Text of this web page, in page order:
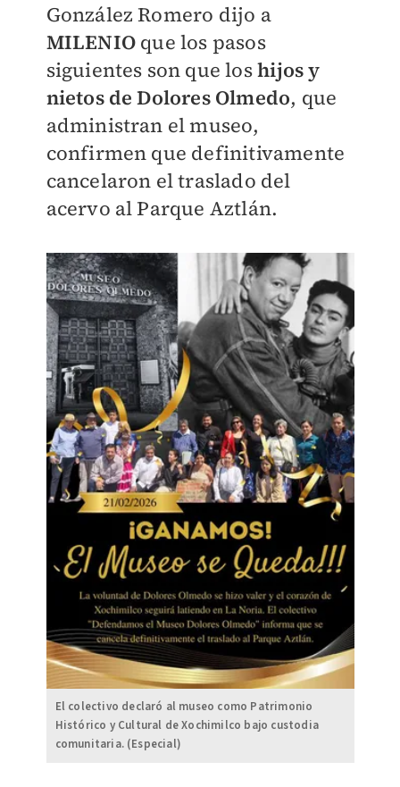
González Romero dijo a
MILENIO que los pasos
siguientes son que loshijos y
nietos de Dolores Olmedo, que
administran el museo,
confirmen que definitivamente
cancelaron el traslado del
acervo al Parque Aztlán.
El colectivo declaró al museo como Patrimonio
Histórico y Cultural de Xochimilco bajo custodia
comunitaria. (Especial)